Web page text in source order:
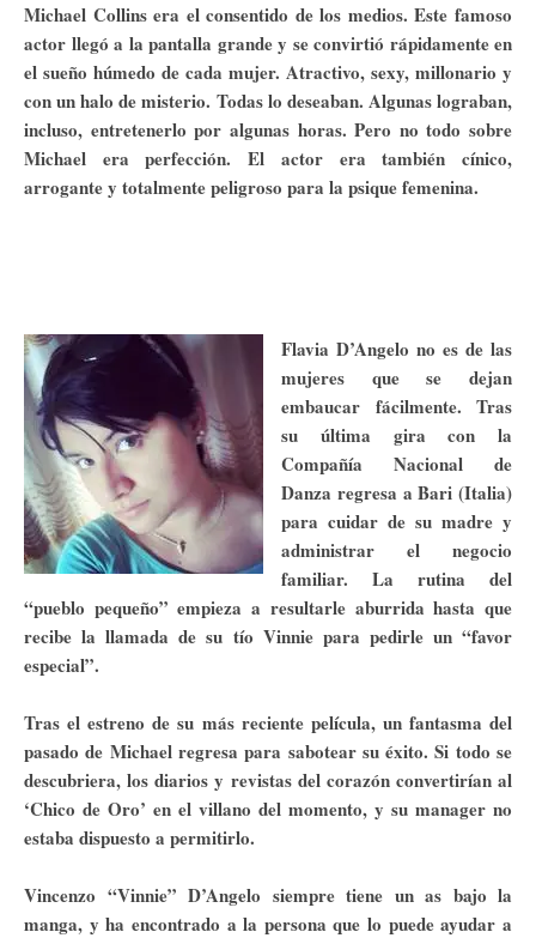
Michael Collins era el consentido de los medios. Este famoso
actor llegó a la pantalla grande y se convirtió rápidamente en
el sueño húmedo de cada mujer. Atractivo, sexy, millonario y
con un halo de misterio. Todas lo deseaban. Algunas lograban,
incluso, entretenerlo por algunas horas. Pero no todo sobre
Michael era perfección. El actor era también cínico,
arrogante y totalmente peligroso para la psique femenina.
Flavia D’Angelo no es de las
mujeres que se dejan
embaucar fácilmente. Tras
su última gira con la
Compañía Nacional de
Danza regresa a Bari (Italia)
para cuidar de su madre y
administrar el negocio
familiar. La rutina del
“pueblo pequeño” empieza a resultarle aburrida hasta que
recibe la llamada de su tío Vinnie para pedirle un “favor
especial”.
Tras el estreno de su más reciente película, un fantasma del
pasado de Michael regresa para sabotear su éxito. Si todo se
descubriera, los diarios y revistas del corazón convertirían al
‘Chico de Oro’ en el villano del momento, y su manager no
estaba dispuesto a permitirlo.
Vincenzo “Vinnie” D’Angelo siempre tiene un as bajo la
manga, y ha encontrado a la persona que lo puede ayudar a